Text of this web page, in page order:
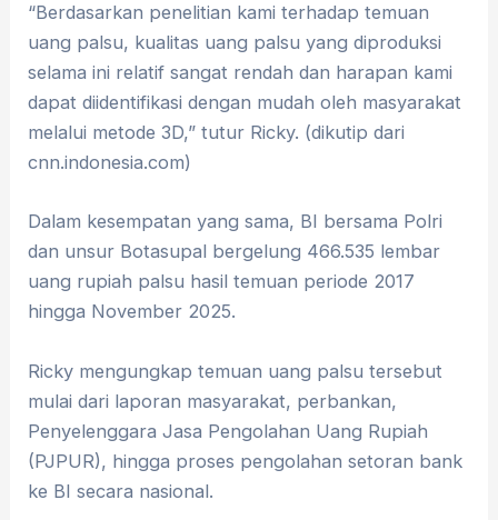
“Berdasarkan penelitian kami terhadap temuan
uang palsu, kualitas uang palsu yang diproduksi
selama ini relatif sangat rendah dan harapan kami
dapat diidentifikasi dengan mudah oleh masyarakat
melalui metode 3D,” tutur Ricky. (dikutip dari
cnn.indonesia.com)
Dalam kesempatan yang sama, BI bersama Polri
dan unsur Botasupal bergelung 466.535 lembar
uang rupiah palsu hasil temuan periode 2017
hingga November 2025.
Ricky mengungkap temuan uang palsu tersebut
mulai dari laporan masyarakat, perbankan,
Penyelenggara Jasa Pengolahan Uang Rupiah
(PJPUR), hingga proses pengolahan setoran bank
ke BI secara nasional.